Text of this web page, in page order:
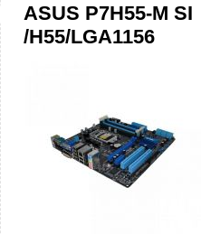
ASUS P7H55-M SI
/H55/LGA1156